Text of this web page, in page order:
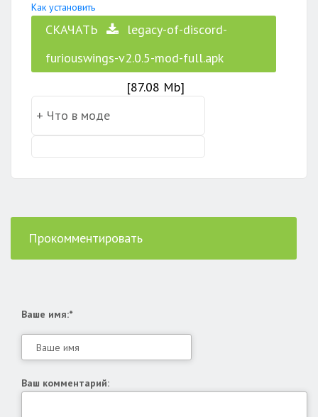
Как установить
СКАЧАТЬ
legacy-of-discord-
furiouswings-v2.0.5-mod-full.apk
[87.08 Mb]
Прокомментировать
Ваше имя:*
Ваш комментарий: